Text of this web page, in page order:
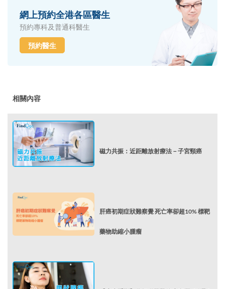
網上預約全港各區醫生
預約專科及普通科醫生
預約醫生
相關內容
磁力共振：近距離放射療法－子宮頸癌
肝癌初期症狀難察覺 死亡率卻超10% 標靶
藥物助縮小腫瘤